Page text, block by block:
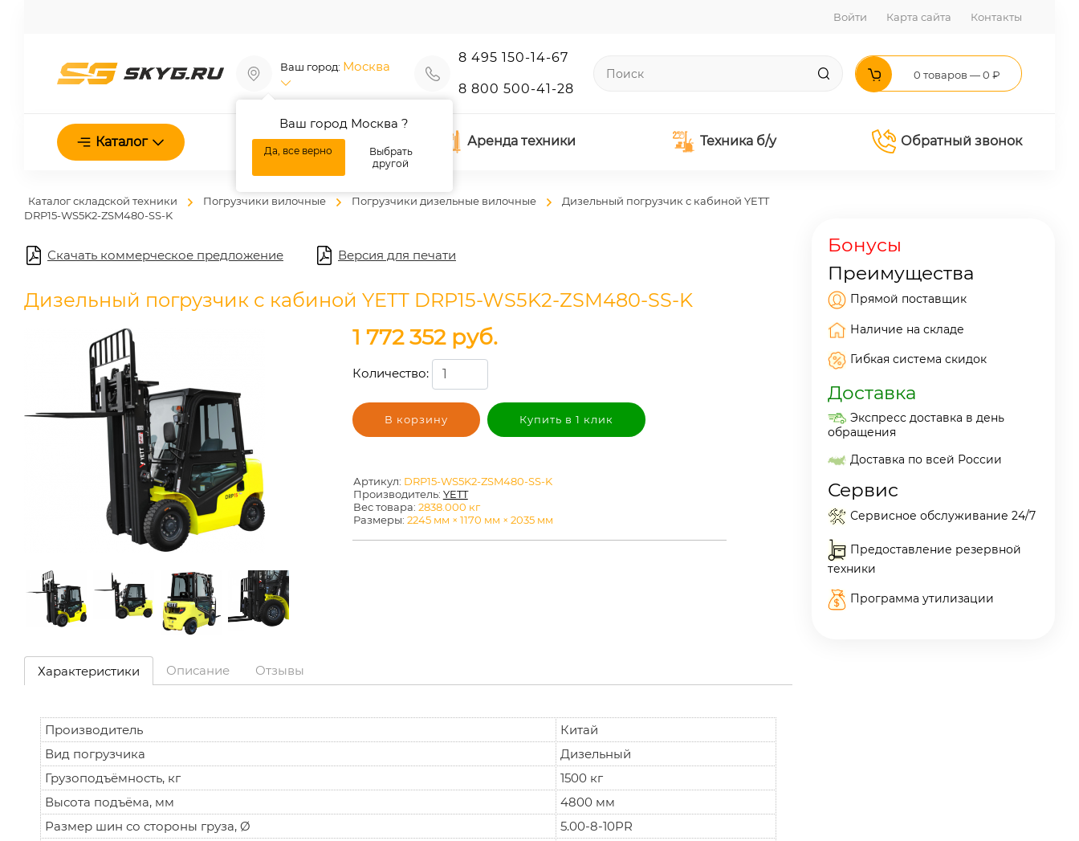
Войти Карта сайта Контакты
Ваш город: Москва
Ваш город Москва ?
Да, все верно
Выбрать
другой
8 495 150-14-67
8 800 500-41-28
0 товаров — 0 ₽
Каталог О нас Аренда техники Техника б/у Обратный звонок
Каталог складской техники Погрузчики вилочные Погрузчики дизельные вилочные
Дизельный погрузчик с кабиной YETT
DRP15-WS5K2-ZSM480-SS-K
Скачать коммерческое предложение Версия для печати
Дизельный погрузчик с кабиной YETT DRP15-WS5K2-ZSM480-SS-K
1 772 352руб.
Количество:
В корзину Купить в 1 клик
Артикул: DRP15-WS5K2-ZSM480-SS-K
Производитель: YETT
Вес товара: 2838.000 кг
Размеры: 2245 мм × 1170 мм × 2035 мм
Характеристики Описание Отзывы
Производитель
Китай
Вид погрузчика
Дизельный
Грузоподъёмность, кг
1500 кг
Высота подъёма, мм
4800 мм
Размер шин со стороны груза, Ø
5.00-8-10PR
Бонусы
Преимущества
Прямой поставщик
Наличие на складе
Гибкая система скидок
Доставка
Экспресс доставка в день
обращения
Доставка по всей России
Сервис
Сервисное обслуживание 24/7
Предоставление резервной
техники
Программа утилизации